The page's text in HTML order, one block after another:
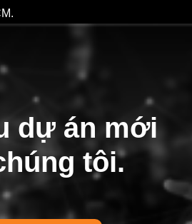
dự án mới
tôi.